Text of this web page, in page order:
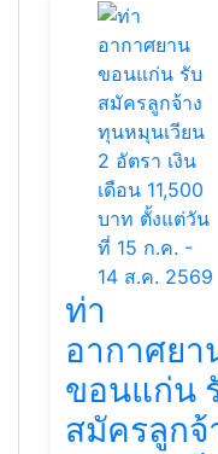
ท่า
อากาศยา
ขอนแก่น
สมัครลูกจ้